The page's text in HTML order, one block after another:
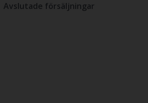
Avslutade försäljningar